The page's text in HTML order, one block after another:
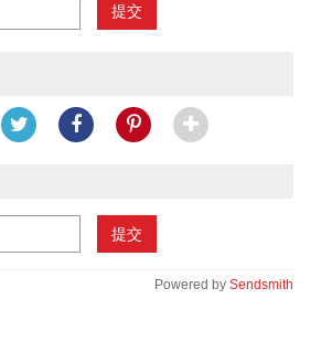
提交
提交
Powered by Sendsmith